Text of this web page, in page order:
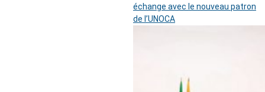
échange avec le nouveau patron
de l’UNOCA